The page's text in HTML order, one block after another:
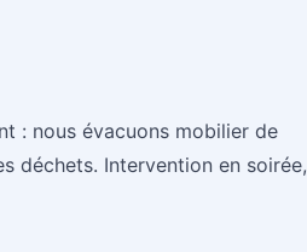
: nous évacuons mobilier de
déchets. Intervention en soirée,